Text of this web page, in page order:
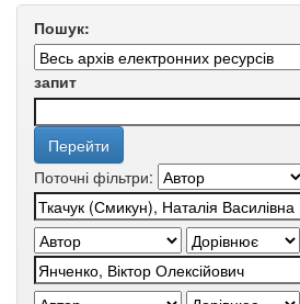
Пошук:
запит
Поточні фільтри: